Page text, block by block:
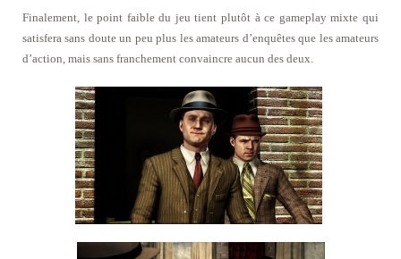
Finalement, le point faible du jeu tient plutôt à ce gameplay mixte qui
satisfera sans doute un peu plus les amateurs d’enquêtes que les amateurs
d’action, mais sans franchement convaincre aucun des deux.